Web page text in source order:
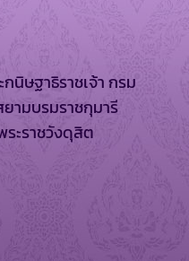
นิษฐาธิราชเจ้า กรม
ามบรมราชกุมารี
ะราชวังดุสิต